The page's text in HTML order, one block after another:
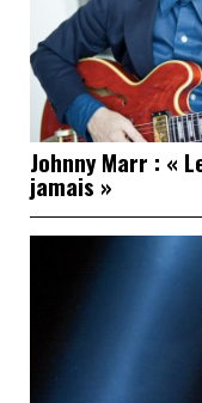
Johnny Marr : «
jamais »